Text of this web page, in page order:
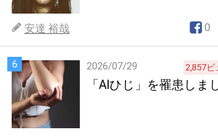
安達 裕哉 0
6 2026/07/29 2,857ビ
「AIひじ」を罹患しま